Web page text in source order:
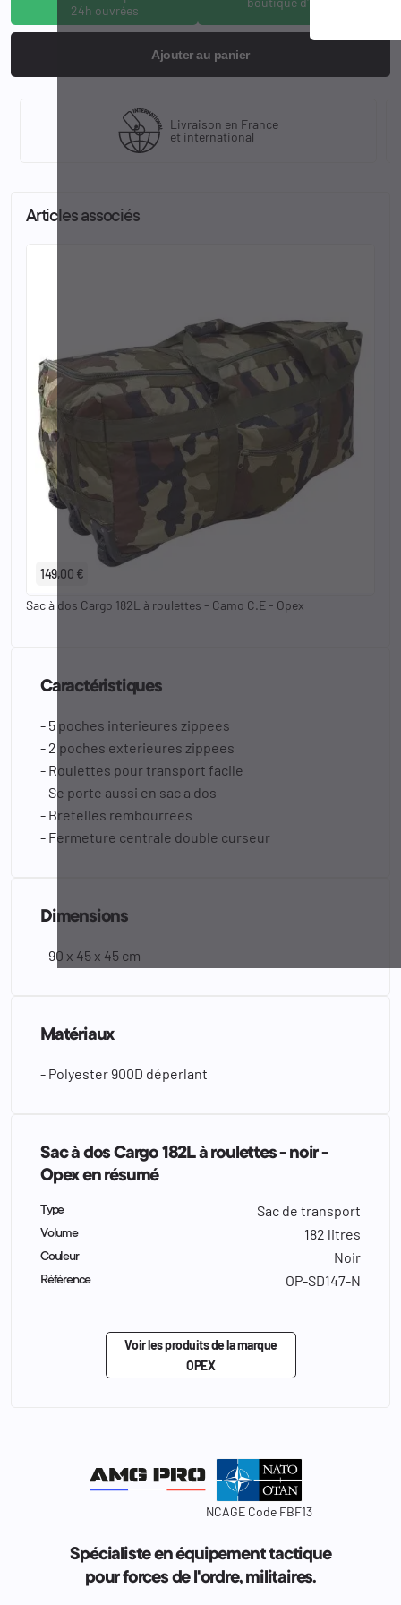
24h ouvrées
Ajouter au panier
Livraison en France
et international
Articles associés
149,00 €
Sac à dos Cargo 182L à roulettes - Camo C.E - Opex
Caractéristiques
- 5 poches interieures zippees
- 2 poches exterieures zippees
- Roulettes pour transport facile
- Se porte aussi en sac a dos
- Bretelles rembourrees
- Fermeture centrale double curseur
Dimensions
- 90 x 45 x 45 cm
Matériaux
- Polyester 900D déperlant
Sac à dos Cargo 182L à roulettes - noir -
Opex en résumé
Type Sac de transport
Volume 182 litres
Couleur Noir
Référence OP-SD147-N
Voir les produits de la marque
OPEX
NCAGE Code FBF13
Spécialiste en équipement tactique
pour forces de l'ordre, militaires.